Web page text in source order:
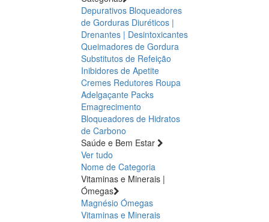
Depurativos Bloqueadores
de Gorduras Diuréticos |
Drenantes | Desintoxicantes
Queimadores de Gordura
Substitutos de Refeição
Inibidores de Apetite
Cremes Redutores Roupa
Adelgaçante Packs
Emagrecimento
Bloqueadores de Hidratos
de Carbono
Saúde e Bem Estar
Ver tudo
Nome de Categoria
Vitaminas e Minerais |
Ómegas
Magnésio Ómegas
Vitaminas e Minerais